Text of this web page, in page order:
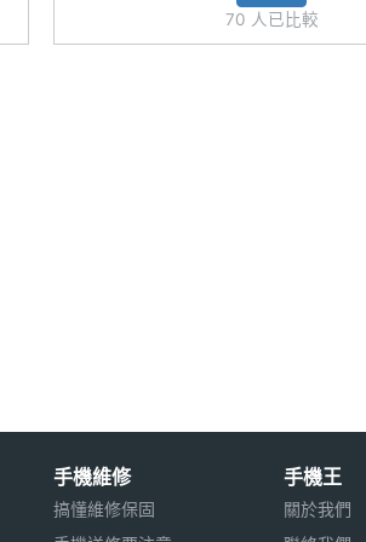
70 人已比較
手機維修
搞懂維修保固
手機王
關於我們